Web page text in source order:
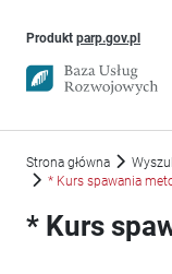
Produkt parp.gov.pl
Strona główna
* Kurs spawania
* Kurs